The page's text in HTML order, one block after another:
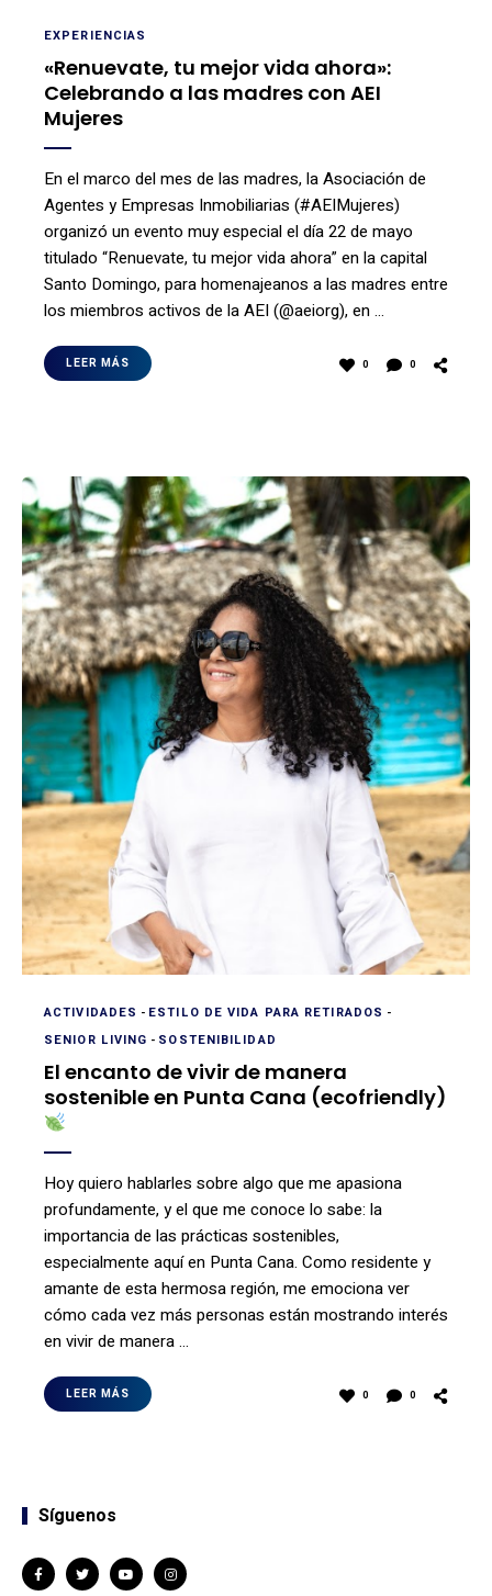
EXPERIENCIAS
«Renuevate, tu mejor vida ahora»:
Celebrando a las madres con AEI
Mujeres
En el marco del mes de las madres, la Asociación de
Agentes y Empresas Inmobiliarias (#AEIMujeres)
organizó un evento muy especial el día 22 de mayo
titulado “Renuevate, tu mejor vida ahora” en la capital
Santo Domingo, para homenajeanos a las madres entre
los miembros activos de la AEI (@aeiorg), en …
LEER MÁS 0 0
ACTIVIDADES - ESTILO DE VIDA PARA RETIRADOS -
SENIOR LIVING - SOSTENIBILIDAD
El encanto de vivir de manera
sostenible en Punta Cana (ecofriendly)
Hoy quiero hablarles sobre algo que me apasiona
profundamente, y el que me conoce lo sabe: la
importancia de las prácticas sostenibles,
especialmente aquí en Punta Cana. Como residente y
amante de esta hermosa región, me emociona ver
cómo cada vez más personas están mostrando interés
en vivir de manera …
LEER MÁS 0 0
Síguenos